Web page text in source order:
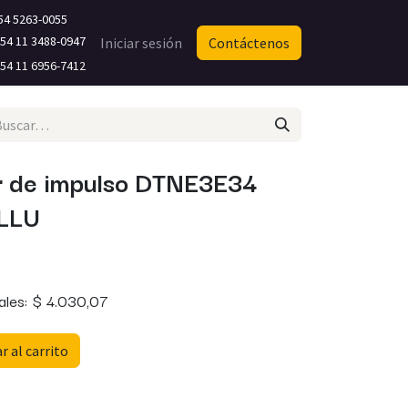
5263-0055
11 3488-0947​
11 6956-7412
Iniciar sesión Contáctenos
impulso DTNE3E34
$ 4.030,07
al carrito